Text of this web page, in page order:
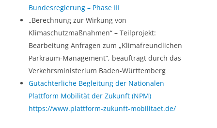
Bundesregierung – Phase III
„Berechnung zur Wirkung von
Klimaschutzmaßnahmen“– Teilprojekt:
Bearbeitung Anfragen zum „Klimafreundlichen
Parkraum-Management“, beauftragt durch das
Verkehrsministerium Baden-Württemberg
Gutachterliche Begleitung der Nationalen
Plattform Mobilität der Zukunft (NPM)
https://www.plattform-zukunft-mobilitaet.de/